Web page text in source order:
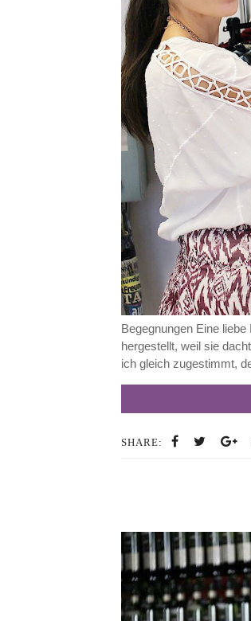
Begegnungen Eine
hergestellt, weil sie
ich gleich zugestimmt,
SHARE: